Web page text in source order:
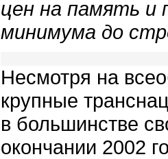
цен на память и
минимума до
Несмотря на
крупные
в большинстве
окончании 2002